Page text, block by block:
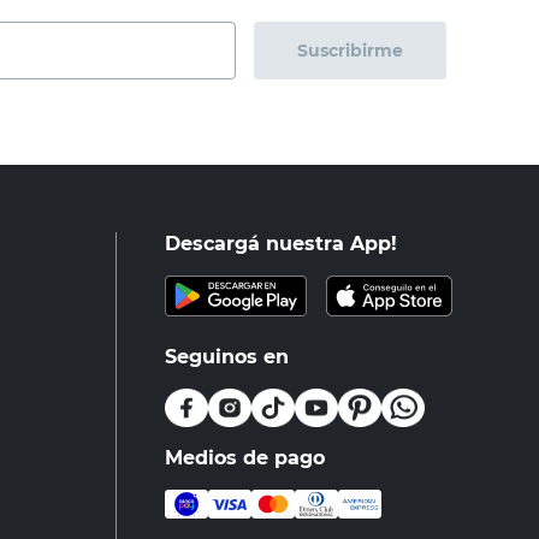
Suscribirme
Descargá nuestra App!
Seguinos en
Medios de pago